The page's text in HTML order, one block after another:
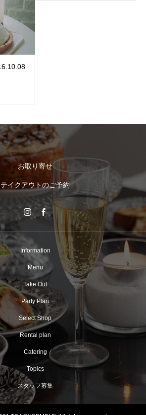
お取り寄せ
テイクアウトのご予約
Information
Menu
Take Out
Party Plan
Select Shop
Rental plan
Catering
Topics
スタッフ募集